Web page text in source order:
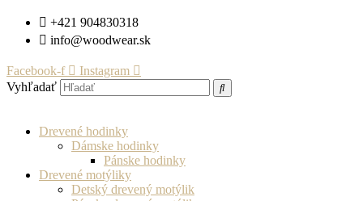
Preskočiť+421 904830318
info@woodwear.sk
Facebook-f
Instagram
Vyhľadať
Drevené hodinky
Dámske hodinky
Pánske hodinky
Drevené motýliky
Detský drevený motýlik